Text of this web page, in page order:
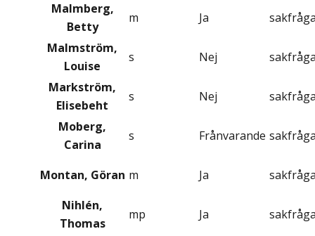
Malmberg,
Betty
m Ja
Malmström,
Louise
s Nej
Markström,
Elisebeht
s Nej
Moberg,
Carina
s Frånvarande
Montan, Göran m Ja
Nihlén,
Thomas
mp Ja